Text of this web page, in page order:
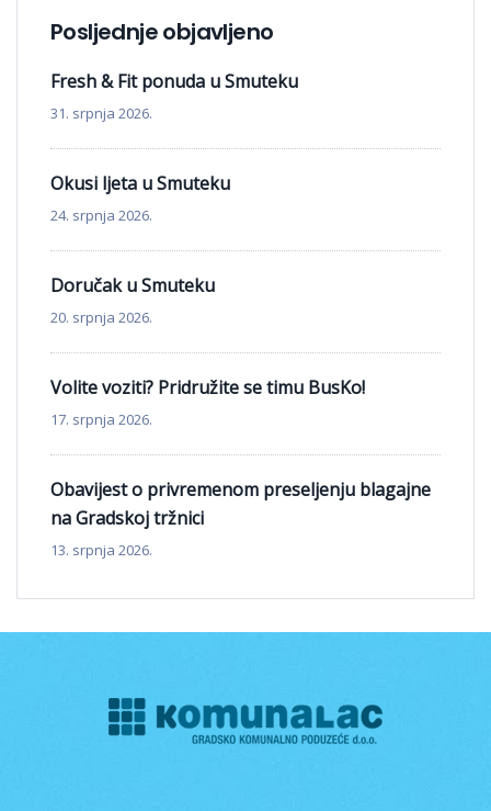
Posljednje objavljeno
Fresh & Fit ponuda u Smuteku
31. srpnja 2026.
Okusi ljeta u Smuteku
24. srpnja 2026.
Doručak u Smuteku
20. srpnja 2026.
Volite voziti? Pridružite se timu BusKo!
17. srpnja 2026.
Obavijest o privremenom preseljenju blagajne
na Gradskoj tržnici
13. srpnja 2026.